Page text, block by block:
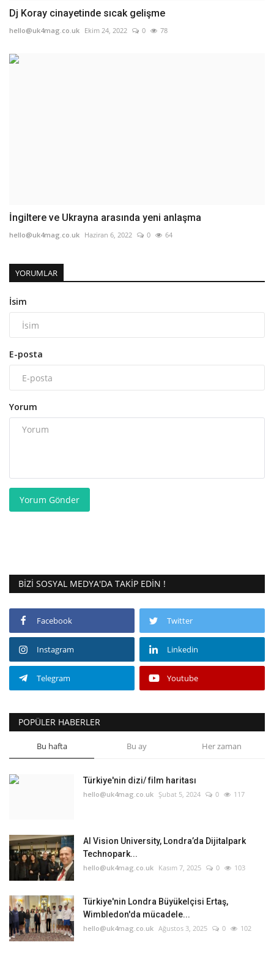
Dj Koray cinayetinde sıcak gelişme
hello@uk4mag.co.uk Ekim 24, 2022 0 78
İngiltere ve Ukrayna arasında yeni anlaşma
hello@uk4mag.co.uk Haziran 6, 2022 0 64
YORUMLAR
İsim
E-posta
Yorum
Yorum Gönder
BIZI SOSYAL MEDYA'DA TAKIP EDIN !
Facebook Twitter
Instagram Linkedin
Telegram Youtube
POPÜLER HABERLER
Bu hafta Bu ay Her zaman
Türkiye'nin dizi/ film haritası
hello@uk4mag.co.uk Şubat 5, 2024 0 117
AI Vision University, Londra’da Dijitalpark
Technopark...
hello@uk4mag.co.uk Kasım 7, 2025 0 103
Türkiye'nin Londra Büyükelçisi Ertaş,
Wimbledon'da mücadele...
hello@uk4mag.co.uk Ağustos 3, 2025 0 102